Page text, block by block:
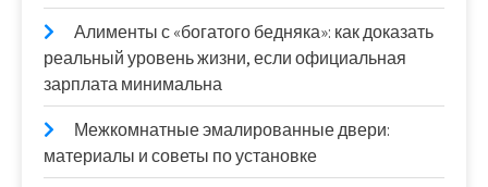
Алименты с «богатого бедняка»: как доказать
реальный уровень жизни, если официальная
зарплата минимальна
Межкомнатные эмалированные двери:
материалы и советы по установке